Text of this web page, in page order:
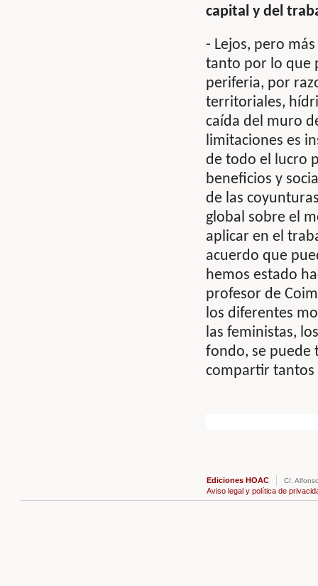
capital y del
- Lejos, pero
tanto por lo que
periferia, por
territoriales,
caída del muro
limitaciones es
de todo el lucro
beneficios y
de las
global sobre el
aplicar en el
acuerdo que
hemos estado
profesor de
los diferentes
las feministas,
fondo, se puede
compartir tantos
Ediciones HOAC C/.
Aviso legal y política de